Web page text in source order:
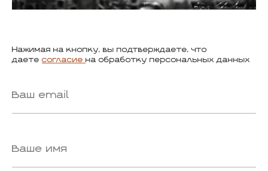
Нажимая на кнопку, вы подтверждаете, что
даете согласие на обработку персональных данных